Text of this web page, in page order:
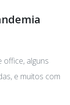
alguns
e muitos com